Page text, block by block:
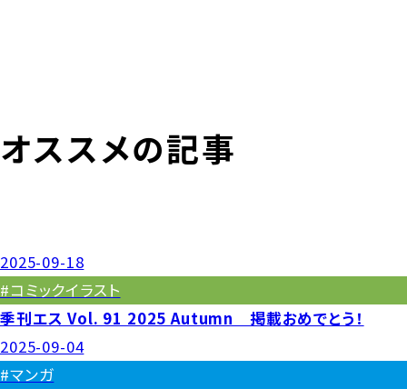
オススメの記事
2025-09-18
#コミックイラスト
季刊エス Vol. 91 2025 Autumn 掲載おめでとう！
2025-09-04
#マンガ